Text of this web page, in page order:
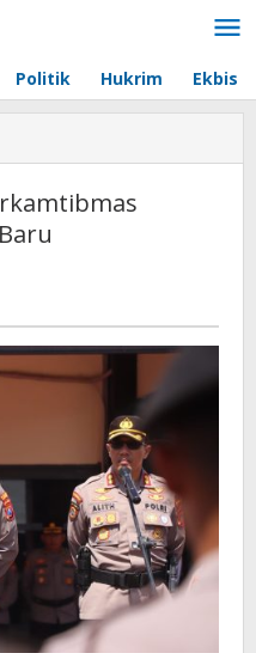
Politik Hukrim Ekbis